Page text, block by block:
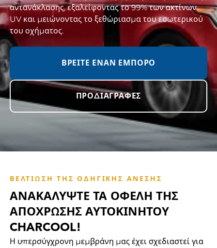
αντανάκλασης, εξαλείφοντας το 99% των ακτίνων
UV και μειώνοντας το ξεθώριασμα του εσωτερικού
του οχήματος.
ΒΡΕΊΤΕ ΈΝΑΝ ΈΜΠΟΡΟ
ΠΡΟΔΙΑΓΡΑΦΈΣ
ΒΕΛΤΊΩΣΗ ΤΗΣ ΟΔΗΓΙΚΉΣ ΆΝΕΣΗΣ
ΑΝΑΚΑΛΎΨΤΕ ΤΑ ΟΦΈΛΗ ΤΗΣ
ΑΠΌΧΡΩΣΗΣ ΑΥΤΟΚΙΝΉΤΟΥ
CHARCOOL!
Η υπερσύγχρονη μεμβράνη μας έχει σχεδιαστεί για